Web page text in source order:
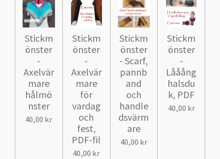
Stickm
önster
-
Axelvär
mare
hålmö
nster
40,00 kr
Stickm
önster
-
Axelvär
mare
för
vardag
och
fest,
PDF-fil
40,00 kr
Stickm
önster
- Scarf,
pannb
and
och
handle
dsvärm
are
40,00 kr
Stickm
önster
-
Lååång
halsdu
k, PDF
40,00 kr